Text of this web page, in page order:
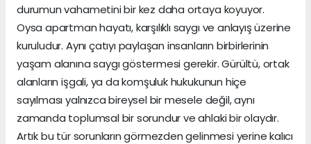
durumun vahametini bir kez daha ortaya koyuyor.
Oysa apartman hayatı, karşılıklı saygı ve anlayış üzerine
kuruludur. Aynı çatıyı paylaşan insanların birbirlerinin
yaşam alanına saygı göstermesi gerekir. Gürültü, ortak
alanların işgali, ya da komşuluk hukukunun hiçe
sayılması yalnızca bireysel bir mesele değil, aynı
zamanda toplumsal bir sorundur ve ahlaki bir olaydır.
Artık bu tür sorunların görmezden gelinmesi yerine kalıcı